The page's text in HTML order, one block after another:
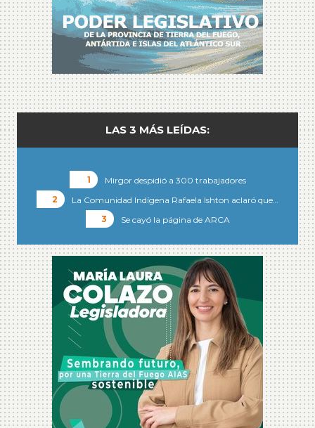
LAS 3 MÁS LEÍDAS:
Mirgor despidió a 300 trabajadores
La Comunidad Indígena Rafaela Ishton aclaró que…
Se cayó la página de ARCA